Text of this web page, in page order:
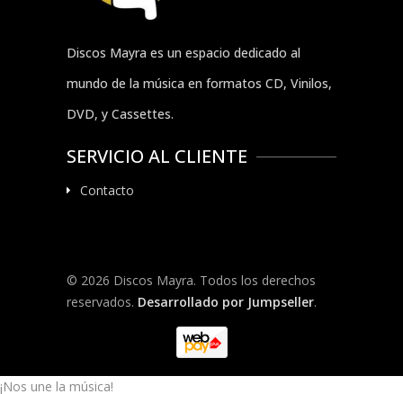
Discos Mayra es un espacio dedicado al
mundo de la música en formatos CD, Vinilos,
DVD, y Cassettes.
SERVICIO AL CLIENTE
Contacto
© 2026 Discos Mayra. Todos los derechos
reservados. Desarrollado por Jumpseller.
¡Nos une la música!